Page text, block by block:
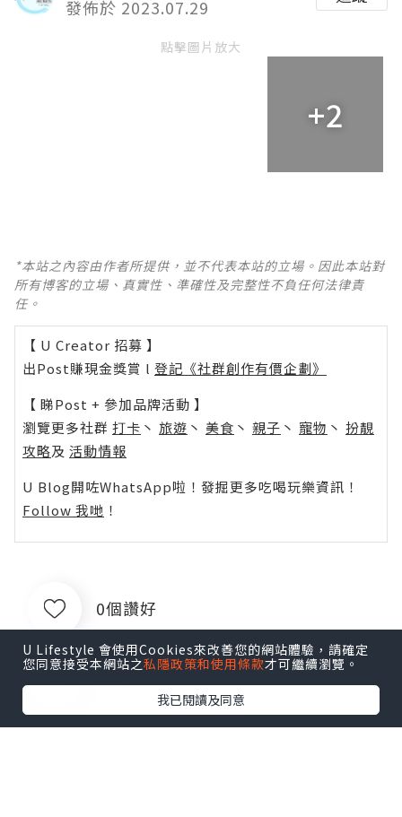
發佈於 2023.07.29
點擊圖片放大
+2
*本站之內容由作者所提供，並不代表本站的立場。因此本站對
所有博客的立場、真實性、準確性及完整性不負任何法律責
任。
【 U Creator 招募 】
出Post賺現金獎賞 l 登記《社群創作有價企劃》
【 睇Post + 參加品牌活動 】
瀏覽更多社群 打卡 丶 旅遊 丶 美食 丶 親子 丶 寵物 丶 扮靚
攻略及 活動情報
U Blog開咗WhatsApp啦！發掘更多吃喝玩樂資訊！
Follow 我哋 ！
0個讚好
收藏
U Lifestyle 會使用Cookies來改善您的網站體驗，請確定
您同意接受本網站之私隱政策和使用條款才可繼續瀏覽。
我已閱讀及同意